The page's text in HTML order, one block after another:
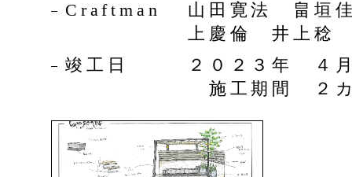
Craftman
山田寛法 畠垣
上慶倫 井上稔
竣工日
２０２３年 ４
施工期間 ２